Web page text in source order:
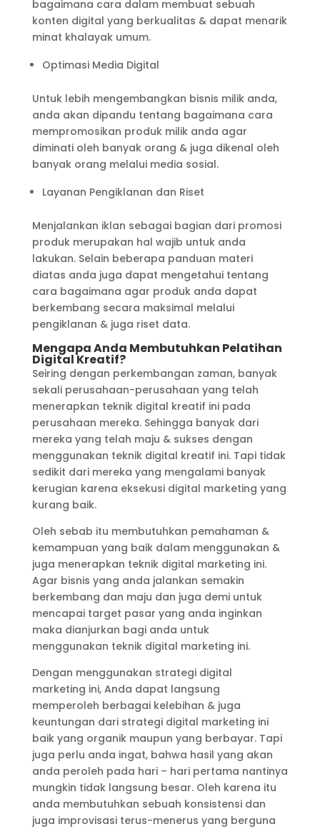
bagaimana cara dalam membuat sebuah
konten digital yang berkualitas & dapat menarik
minat khalayak umum.
Optimasi Media Digital
Untuk lebih mengembangkan bisnis milik anda,
anda akan dipandu tentang bagaimana cara
mempromosikan produk milik anda agar
diminati oleh banyak orang & juga dikenal oleh
banyak orang melalui media sosial.
Layanan Pengiklanan dan Riset
Menjalankan iklan sebagai bagian dari promosi
produk merupakan hal wajib untuk anda
lakukan. Selain beberapa panduan materi
diatas anda juga dapat mengetahui tentang
cara bagaimana agar produk anda dapat
berkembang secara maksimal melalui
pengiklanan & juga riset data.
Mengapa Anda Membutuhkan Pelatihan
Digital Kreatif?
Seiring dengan perkembangan zaman, banyak
sekali perusahaan-perusahaan yang telah
menerapkan teknik digital kreatif ini pada
perusahaan mereka. Sehingga banyak dari
mereka yang telah maju & sukses dengan
menggunakan teknik digital kreatif ini. Tapi tidak
sedikit dari mereka yang mengalami banyak
kerugian karena eksekusi digital marketing yang
kurang baik.
Oleh sebab itu membutuhkan pemahaman &
kemampuan yang baik dalam menggunakan &
juga menerapkan teknik digital marketing ini.
Agar bisnis yang anda jalankan semakin
berkembang dan maju dan juga demi untuk
mencapai target pasar yang anda inginkan
maka dianjurkan bagi anda untuk
menggunakan teknik digital marketing ini.
Dengan menggunakan strategi digital
marketing ini, Anda dapat langsung
memperoleh berbagai kelebihan & juga
keuntungan dari strategi digital marketing ini
baik yang organik maupun yang berbayar. Tapi
juga perlu anda ingat, bahwa hasil yang akan
anda peroleh pada hari – hari pertama nantinya
mungkin tidak langsung besar. Oleh karena itu
anda membutuhkan sebuah konsistensi dan
juga improvisasi terus-menerus yang berguna